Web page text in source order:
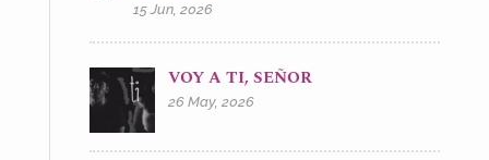
15 Jun, 2026
VOY A TI, SEÑOR
26 May, 2026